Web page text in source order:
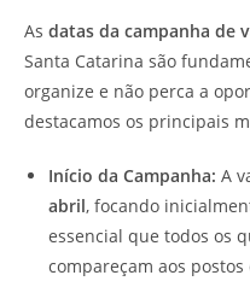
As datas da campanha de
Santa Catarina são
organize e não perca a
destacamos os principais
Início da Campanha: A
abril, focando
essencial que todos os
compareçam aos